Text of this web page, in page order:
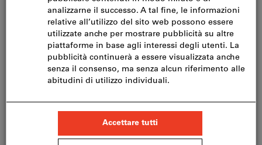
Nel carrello
Consegna in 3-4 giorni lavorativi
Si prega di notare i tempi di consegna prolungati:
produttore, poiché non fa parte del nostro catalogo
e pertanto non è disponibile a magazzino.